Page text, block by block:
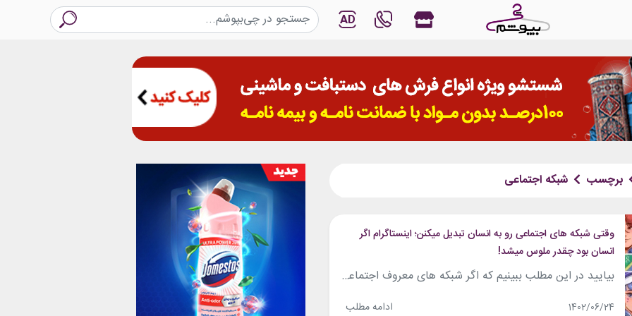
AD
برچسب شبکه اجتماعی
وقتی شبکه های اجتماعی رو به انسان تبدیل میکنن؛ اینستاگرام اگر
انسان بود چقدر ملوس میشد!
بیایید در این مطلب ببینیم که اگر شبکه های معروف اجتماعی را به انسان تبدیل کنیم چه شکلی میشن. شبکه‌های اجتماعی، ارتباطات انسانی را به صورت آنلاین و مجازی فراهم می‌کنند و به افراد امکان می‌دهند تا با دیگران در سراسر جهان در ارتباط باشند و اطلاعات، تجربیات و نظرات خود را به اشتراک بگذارند.اما...
1402/06/24 ادامه مطلب